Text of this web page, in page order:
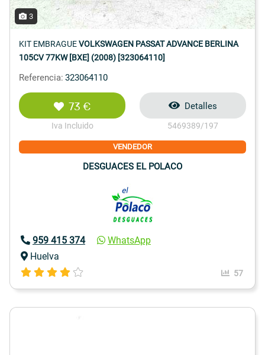
3
KIT EMBRAGUEVOLKSWAGEN PASSAT ADVANCE BERLINA
105CV 77KW [BXE] (2008) [323064110]
Referencia: 323064110
73 €
Iva Incluido
Detalles
5469389/197
VENDEDOR
DESGUACES EL POLACO
959 415 374
WhatsApp
Huelva
57